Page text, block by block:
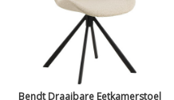
Bendt Draaibare Eetkamerstoel